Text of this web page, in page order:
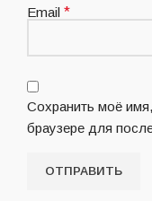
Email *
Сохранить моё
браузере для